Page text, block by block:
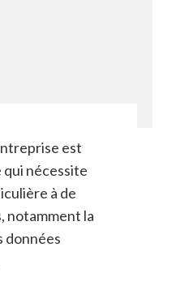
est
nécessite
à de
notamment la
données